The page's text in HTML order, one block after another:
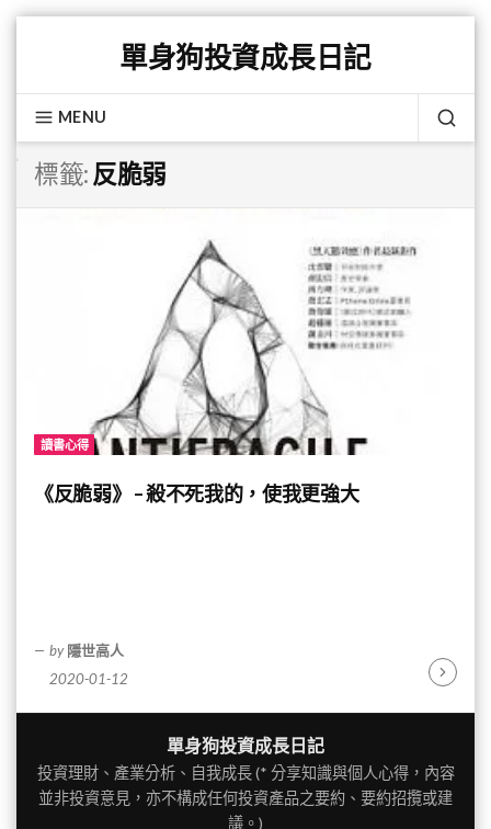
content
單身狗投資成長日記
MENU
標籤: 反脆弱
讀書心得
《反脆弱》 – 殺不死我的，使我更強大
by 隱世高人
2020-01-12
單身狗投資成長日記
投資理財、產業分析、自我成長 (* 分享知識與個人心得，內容
並非投資意見，亦不構成任何投資產品之要約、要約招攬或建
議。)